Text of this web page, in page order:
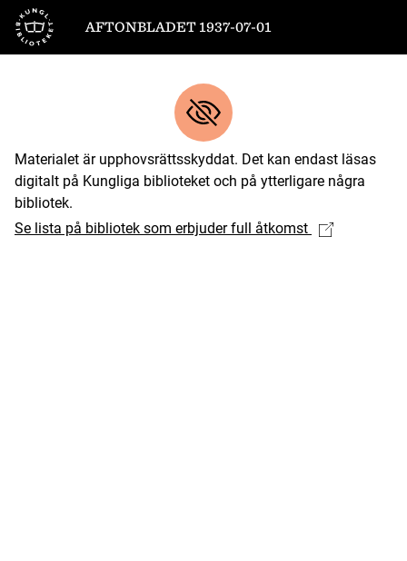
Till startsidan
AFTONBLADET 1937-07-01
Materialet är upphovsrättsskyddat. Det kan endast läsas
digitalt på Kungliga biblioteket och på ytterligare några
bibliotek.
Se lista på bibliotek som erbjuder full åtkomst